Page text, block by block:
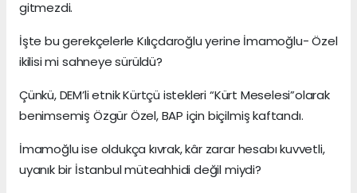
gitmezdi.
İşte bu gerekçelerle Kılıçdaroğlu yerine İmamoğlu- Özel
ikilisi mi sahneye sürüldü?
Çünkü, DEM’li etnik Kürtçü istekleri “Kürt Meselesi”olarak
benimsemiş Özgür Özel, BAP için biçilmiş kaftandı.
İmamoğlu ise oldukça kıvrak, kâr zarar hesabı kuvvetli,
uyanık bir İstanbul müteahhidi değil miydi?